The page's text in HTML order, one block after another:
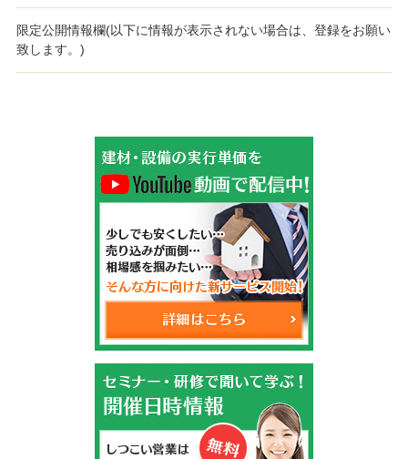
限定公開情報欄(以下に情報が表示されない場合は、登録をお願い
致します。)